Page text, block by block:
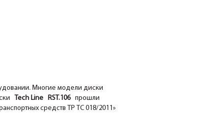
Многие модели диски
Tech Line RST.106 прошли
средств ТР ТС 018/2011»